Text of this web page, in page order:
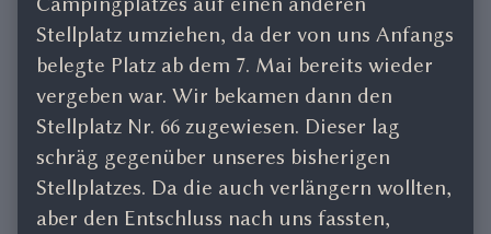
Stellplatz umziehen, da der von uns Anfangs
belegte Platz ab dem 7. Mai bereits wieder
vergeben war. Wir bekamen dann den
Stellplatz Nr. 66 zugewiesen. Dieser lag
schräg gegenüber unseres bisherigen
Stellplatzes. Da die auch verlängern wollten,
aber den Entschluss nach uns fassten,